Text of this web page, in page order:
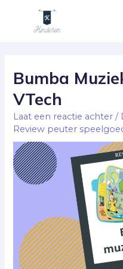
Bumba
VTech
Laat een reactie achter /
Review peuter